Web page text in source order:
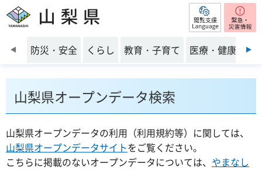
山梨県 閲覧支援
前のスライドを表示
防災・安全 くらし 教育・子育て 医療・健康・福
山梨県オープンデータ検索
山梨県オープンデータの利用（利用規約等）に関しては、
山梨県オープンデータサイトをご覧ください。
こちらに掲載のないオープンデータについては、 やまなし